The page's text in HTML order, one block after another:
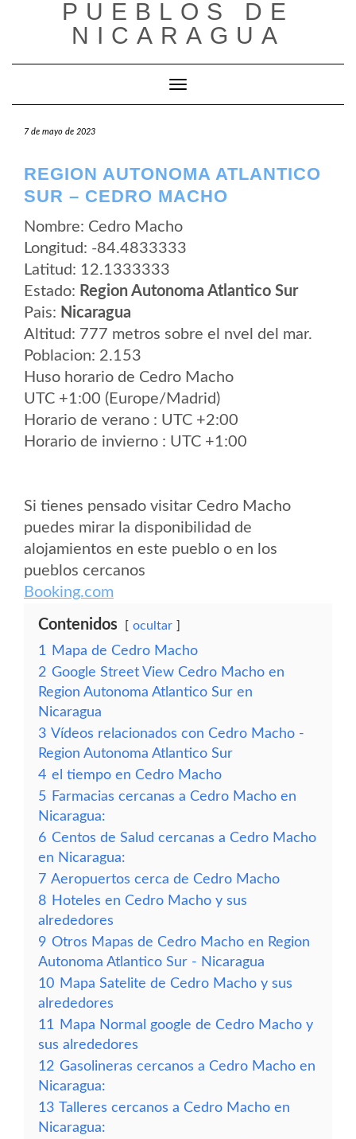
PUEBLOS DE
NICARAGUA
Cambiar modo de navegación
7 de mayo de 2023
REGION AUTONOMA ATLANTICO
SUR – CEDRO MACHO
Nombre: Cedro Macho
Longitud: -84.4833333
Latitud: 12.1333333
Estado: Region Autonoma Atlantico Sur
Pais: Nicaragua
Altitud: 777 metros sobre el nvel del mar.
Poblacion: 2.153
Huso horario de Cedro Macho
UTC +1:00 (Europe/Madrid)
Horario de verano : UTC +2:00
Horario de invierno : UTC +1:00
Si tienes pensado visitar Cedro Macho
puedes mirar la disponibilidad de
alojamientos en este pueblo o en los
pueblos cercanos
Booking.com
Contenidos ocultar
1
Mapa de Cedro Macho
2 Google Street View Cedro Macho en
Region Autonoma Atlantico Sur en
Nicaragua
3 Vídeos relacionados con Cedro Macho -
Region Autonoma Atlantico Sur
4 el tiempo en Cedro Macho
5 Farmacias cercanas a Cedro Macho en
Nicaragua:
6 Centos de Salud cercanas a Cedro Macho
en Nicaragua:
7 Aeropuertos cerca de Cedro Macho
8 Hoteles en Cedro Macho y sus
alrededores
9 Otros Mapas de Cedro Macho en Region
Autonoma Atlantico Sur - Nicaragua
10 Mapa Satelite de Cedro Macho y sus
alrededores
11
Mapa Normal google de Cedro Macho y
sus alrededores
12 Gasolineras cercanos a Cedro Macho en
Nicaragua:
13 Talleres cercanos a Cedro Macho en
Nicaragua: